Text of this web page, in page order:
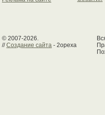
© 2007-2026.
//Создание сайта - 2opexa